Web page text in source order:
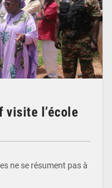
visite l’école
ne se résument pas à